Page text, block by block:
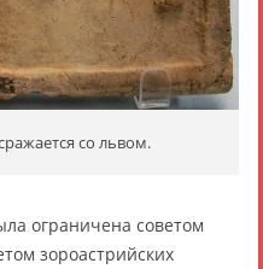
со львом.
ограничена советом
зороастрийских